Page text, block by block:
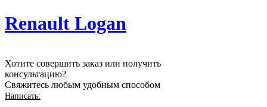
Renault Logan
Хотите совершить заказ или получить
консультацию?
Свяжитесь любым удобным способом
Написать: